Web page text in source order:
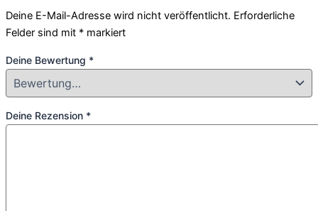
Deine E-Mail-Adresse wird nicht veröffentlicht. Erforderliche
Felder sind mit * markiert
Deine Bewertung *
Deine Rezension *